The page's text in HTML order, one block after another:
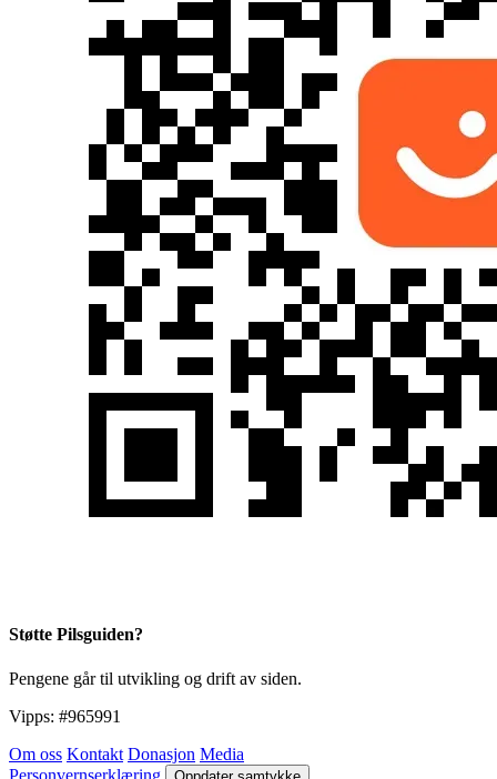
Støtte Pilsguiden?
Pengene går til utvikling og drift av siden.
Vipps: #965991
Om oss Kontakt Donasjon Media
Personvernserklæring
Oppdater samtykke